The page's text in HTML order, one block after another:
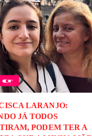
LARANJO:
JÁ TODOS
PODEM TER A